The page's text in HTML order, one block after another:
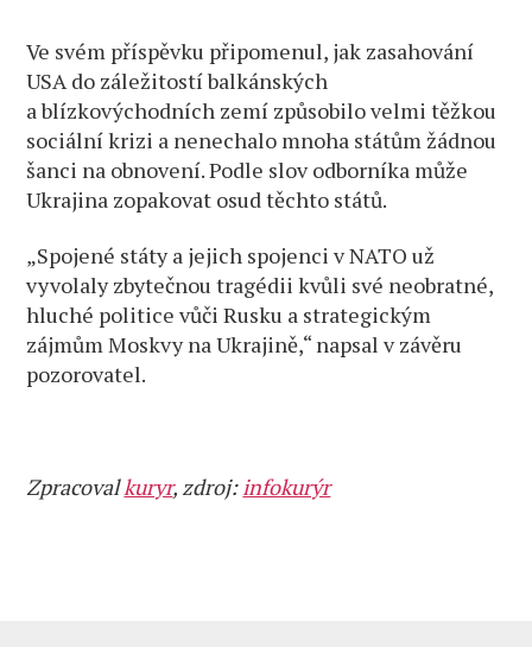
Ve svém příspěvku připomenul, jak zasahování
USA do záležitostí balkánských
a blízkovýchodních zemí způsobilo velmi těžkou
sociální krizi a nenechalo mnoha státům žádnou
šanci na obnovení. Podle slov odborníka může
Ukrajina zopakovat osud těchto států.
„Spojené státy a jejich spojenci v NATO už
vyvolaly zbytečnou tragédii kvůli své neobratné,
hluché politice vůči Rusku a strategickým
zájmům Moskvy na Ukrajině,“ napsal v závěru
pozorovatel.
Zpracovalkuryr, zdroj:infokurýr